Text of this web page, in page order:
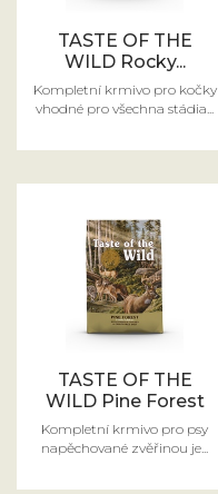
TASTE OF THE
WILD Rocky...
Kompletní krmivo pro kočky
vhodné pro všechna stádia...
TASTE OF THE
WILD Pine Forest
Kompletní krmivo pro psy
napěchované zvěřinou je...